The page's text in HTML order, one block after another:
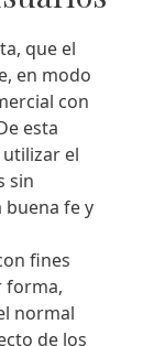
que el
en modo
con
esta
el
sin
buena fe y
fines
forma,
normal
de los